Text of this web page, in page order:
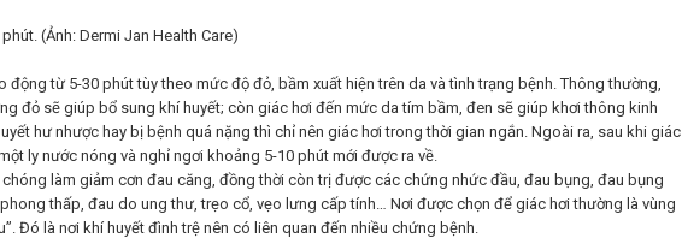
(Ảnh:Dermi Jan Health Care)
động từ 5-30 phút tùy theo mức độ đỏ, bầm xuất hiện trên da và tình trạng bệnh. Thông thường,
đỏ sẽ giúp bổ sung khí huyết; còn giác hơi đến mức da tím bầm, đen sẽ giúp khơi thông kinh
hư nhược hay bị bệnh quá nặng thì chỉ nên giác hơi trong thời gian ngắn. Ngoài ra, sau khi giác
ly nước nóng và nghỉ ngơi khoảng 5-10 phút mới được ra về.
làm giảm cơn đau căng, đồng thời còn trị được các chứng nhức đầu, đau bụng, đau bụng
thấp, đau do ung thư, trẹo cổ, vẹo lưng cấp tính… Nơi được chọn để giác hơi thường là vùng
Đó là nơi khí huyết đình trệ nên có liên quan đến nhiều chứng bệnh.